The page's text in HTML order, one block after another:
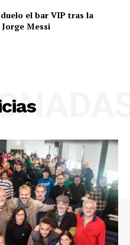
el bar VIP tras la
Messi